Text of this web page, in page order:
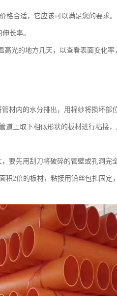
格合适，它应该可以满足您的要求。
长率。
光的地方几天，以查看表面变化率
材内的水分排出，用棉纱将损坏部
上取下相似形状的板材进行粘接，
要先用刮刀将破碎的管壁或孔洞完
积2倍的板材，粘接用铅丝包扎固定